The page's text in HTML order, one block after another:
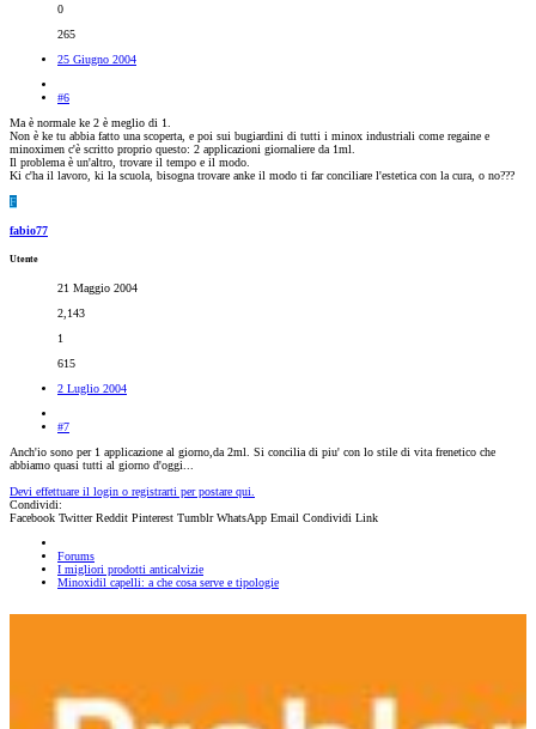
0
265
25 Giugno 2004
#6
Ma è normale ke 2 è meglio di 1.
Non è ke tu abbia fatto una scoperta, e poi sui bugiardini di tutti i minox industriali come regaine e
minoximen c'è scritto proprio questo: 2 applicazioni giornaliere da 1ml.
Il problema è un'altro, trovare il tempo e il modo.
Ki c'ha il lavoro, ki la scuola, bisogna trovare anke il modo ti far conciliare l'estetica con la cura, o no???
F
fabio77
Utente
21 Maggio 2004
2,143
1
615
2 Luglio 2004
#7
Anch'io sono per 1 applicazione al giorno,da 2ml. Si concilia di piu' con lo stile di vita frenetico che
abbiamo quasi tutti al giorno d'oggi...
Devi effettuare il login o registrarti per postare qui.
Condividi:
Facebook Twitter Reddit Pinterest Tumblr WhatsApp Email Condividi Link
Forums
I migliori prodotti anticalvizie
Minoxidil capelli: a che cosa serve e tipologie